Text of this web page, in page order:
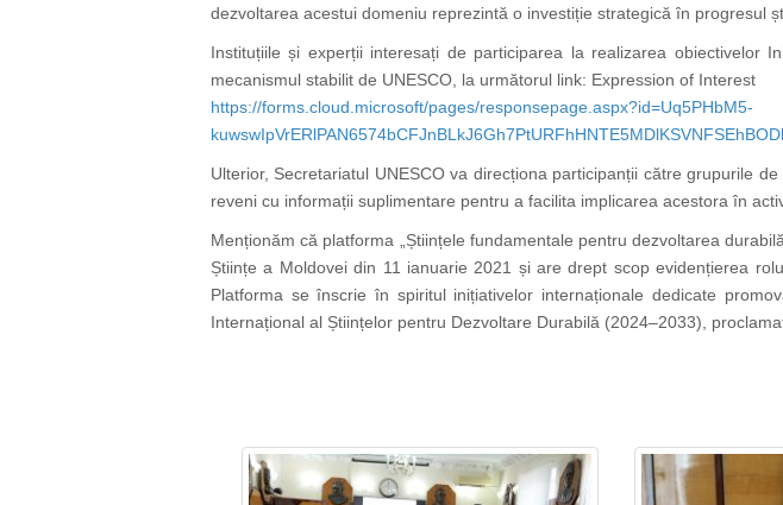
dezvoltarea acestui domeniu reprezintă o investiție strategică în progresul
Instituțiile și experții interesați de participarea la realizarea obiectivelor
mecanismul stabilit de UNESCO, la următorul link: Expression of Interest
https://forms.cloud.microsoft/pages/responsepage.aspx?id=Uq5PHbM5-
Ulterior, Secretariatul UNESCO va direcționa participanții către grupurile
reveni cu informații suplimentare pentru a facilita implicarea acestora în
Menționăm că platforma „Științele fundamentale pentru dezvoltarea
Științe a Moldovei din 11 ianuarie 2021 și are drept scop evidențierea
Platforma se înscrie în spiritul inițiativelor internaționale dedicate
Internațional al Științelor pentru Dezvoltare Durabilă (2024–2033),